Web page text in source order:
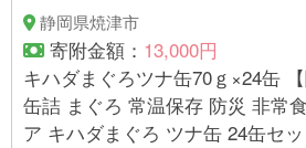
静岡県焼津市
寄附金額： 13,000円
キハダまぐろツナ缶70ｇ×24缶 【関連キーワード】
缶詰 まぐろ 常温保存 防災 非常
ア キハダまぐろ ツナ缶 24缶セ